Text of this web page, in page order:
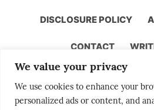
We value your privacy
We use cookies to enhance your
personalized ads or content, and
DISCLOSURE POLICY
CONTACT